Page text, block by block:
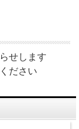
せします
ださい